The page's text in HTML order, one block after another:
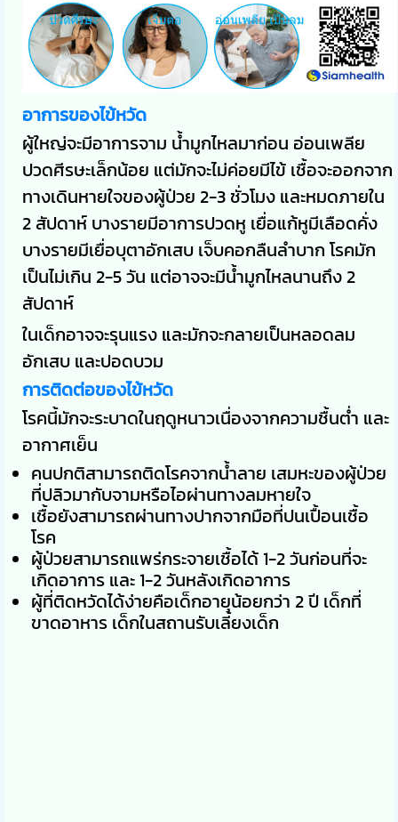
อาการของไข้หวัด
ผู้ใหญ่จะมีอาการจาม น้ำมูกไหลมาก่อน อ่อนเพลีย
ปวดศีรษะเล็กน้อย แต่มักจะไม่ค่อยมีไข้ เชื้อจะออกจาก
ทางเดินหายใจของผู้ป่วย 2-3 ชั่วโมง และหมดภายใน
2 สัปดาห์ บางรายมีอาการปวดหู เยื่อแก้หูมีเลือดคั่ง
บางรายมีเยื่อบุตาอักเสบ เจ็บคอกลืนลำบาก โรคมัก
เป็นไม่เกิน 2-5 วัน แต่อาจจะมีน้ำมูกไหลนานถึง 2
สัปดาห์
ในเด็กอาจจะรุนแรง และมักจะกลายเป็นหลอดลม
อักเสบ และปอดบวม
การติดต่อของไข้หวัด
โรคนี้มักจะระบาดในฤดูหนาวเนื่องจากความชื้นต่ำ และ
อากาศเย็น
คนปกติสามารถติดโรคจากน้ำลาย เสมหะของผู้ป่วย
ที่ปลิวมากับจามหรือไอผ่านทางลมหายใจ
เชื้อยังสามารถผ่านทางปากจากมือที่ปนเปื้อนเชื้อ
โรค
ผู้ป่วยสามารถแพร่กระจายเชื้อได้ 1-2 วันก่อนที่จะ
เกิดอาการ และ 1-2 วันหลังเกิดอาการ
ผู้ที่ติดหวัดได้ง่ายคือเด็กอายุน้อยกว่า 2 ปี เด็กที่
ขาดอาหาร เด็กในสถานรับเลี้ยงเด็ก